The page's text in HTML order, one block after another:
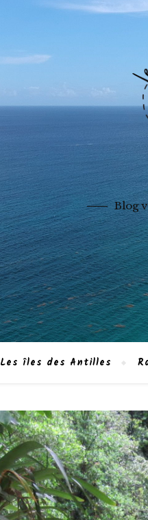
Blog
Les îles des Antilles